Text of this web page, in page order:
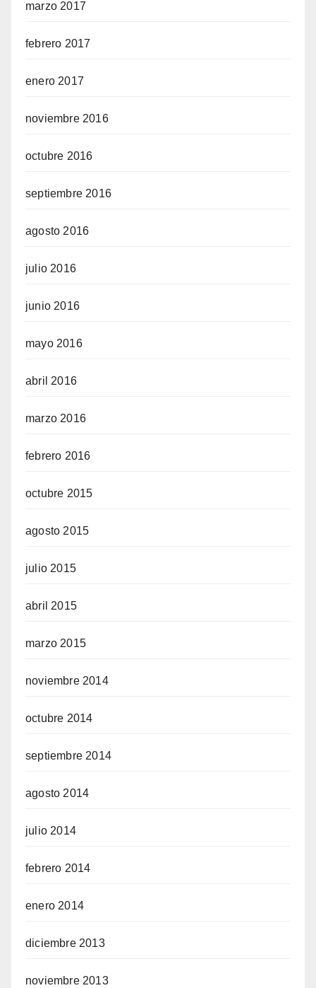
marzo 2017
febrero 2017
enero 2017
noviembre 2016
octubre 2016
septiembre 2016
agosto 2016
julio 2016
junio 2016
mayo 2016
abril 2016
marzo 2016
febrero 2016
octubre 2015
agosto 2015
julio 2015
abril 2015
marzo 2015
noviembre 2014
octubre 2014
septiembre 2014
agosto 2014
julio 2014
febrero 2014
enero 2014
diciembre 2013
noviembre 2013